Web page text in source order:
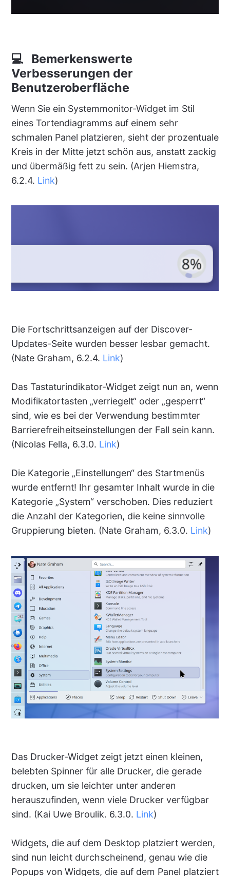
💻 Bemerkenswerte
Verbesserungen der
Benutzeroberfläche
Wenn Sie ein Systemmonitor-Widget im Stil
eines Tortendiagramms auf einem sehr
schmalen Panel platzieren, sieht der prozentuale
Kreis in der Mitte jetzt schön aus, anstatt zackig
und übermäßig fett zu sein. (Arjen Hiemstra,
6.2.4. Link)
Die Fortschrittsanzeigen auf der Discover-
Updates-Seite wurden besser lesbar gemacht.
(Nate Graham, 6.2.4. Link)
Das Tastaturindikator-Widget zeigt nun an, wenn
Modifikatortasten „verriegelt“ oder „gesperrt“
sind, wie es bei der Verwendung bestimmter
Barrierefreiheitseinstellungen der Fall sein kann.
(Nicolas Fella, 6.3.0. Link)
Die Kategorie „Einstellungen“ des Startmenüs
wurde entfernt! Ihr gesamter Inhalt wurde in die
Kategorie „System“ verschoben. Dies reduziert
die Anzahl der Kategorien, die keine sinnvolle
Gruppierung bieten. (Nate Graham, 6.3.0. Link)
Das Drucker-Widget zeigt jetzt einen kleinen,
belebten Spinner für alle Drucker, die gerade
drucken, um sie leichter unter anderen
herauszufinden, wenn viele Drucker verfügbar
sind. (Kai Uwe Broulik. 6.3.0. Link)
Widgets, die auf dem Desktop platziert werden,
sind nun leicht durchscheinend, genau wie die
Popups von Widgets, die auf dem Panel platziert